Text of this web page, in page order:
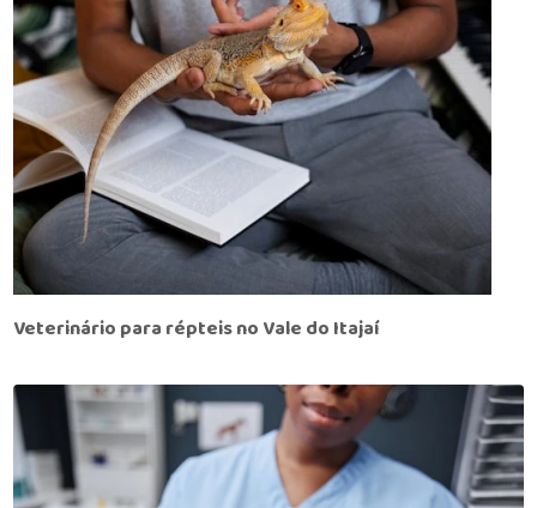
Veterinário para répteis no Vale do Itajaí